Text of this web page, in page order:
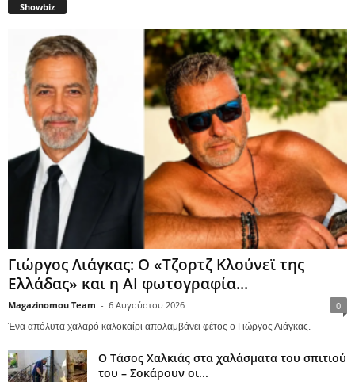
Showbiz
Γιώργος Λιάγκας: Ο «Τζορτζ Κλούνεϊ της
Ελλάδας» και η AI φωτογραφία...
Magazinomou Team - 6 Αυγούστου 2026 0
Ένα απόλυτα χαλαρό καλοκαίρι απολαμβάνει φέτος ο Γιώργος Λιάγκας.
Ο Τάσος Χαλκιάς στα χαλάσματα του σπιτιού
του – Σοκάρουν οι...